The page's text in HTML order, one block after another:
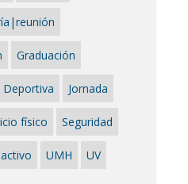
Graduación
Deportiva Jornada
físico Seguridad
UMH UV